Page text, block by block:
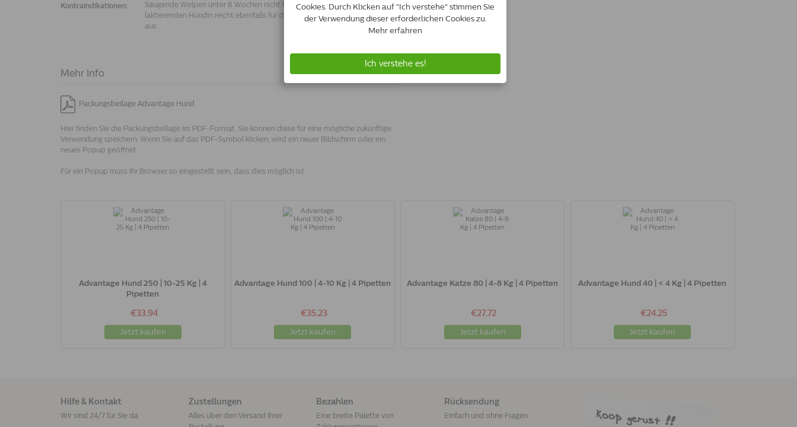
Kontraindikationen:
Säugende Welpen unter 8 Wochen nicht behandeln, die Behandlung der
laktierenden Hündin reicht ebenfalls für die Behandlung der Hundewelpen
aus.
Mehr Info
Packungsbeilage Advantage Hund
Hier finden Sie die Packungsbeilage im PDF-Format. Sie können diese für eine mögliche zukünftige
Verwendung speichern. Wenn Sie auf das PDF-Symbol klicken, wird ein neuer Bildschirm oder ein
neues Popup geöffnet.
Für ein Popup muss Ihr Browser so eingestellt sein, dass dies möglich ist.
Advantage Hund 250 | 10-25 Kg | 4
Pipetten
€33.94
Jetzt kaufen
Advantage Hund 100 | 4-10 Kg | 4 Pipetten
€35.23
Jetzt kaufen
Advantage Katze 80 | 4-8 Kg | 4 Pipetten
€27.72
Jetzt kaufen
Advantage Hund 40 | < 4 Kg | 4 Pipetten
€24.25
Jetzt kaufen
Hilfe & Kontakt
Wir sind 24/7 für Sie da
Zustellungen
Alles über den Versand Ihrer
Bezahlen
Eine breite Palette von
Rücksendung
Einfach und ohne Fragen